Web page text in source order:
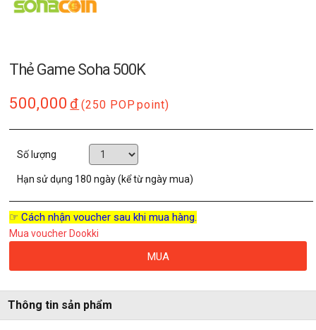
Thẻ Game Soha 500K
500,000 đ (250 POP point)
Số lượng
Hạn sử dụng 180 ngày (kể từ ngày mua)
☞ Cách nhận voucher sau khi mua hàng.
Mua voucher Dookki
MUA
Thông tin sản phẩm